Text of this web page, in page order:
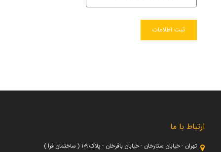
ارتباط با ما
تهران - خیابان ستارخان - خیابان باقرخان - پلاک ۱۰۹ ( ساختمان فرا )